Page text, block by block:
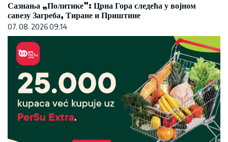
Сазнања „Политике”: Црна Гора следећа у војном
савезу Загреба, Тиране и Приштине
07. 08. 2026 09:14